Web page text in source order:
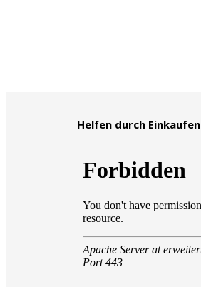
Helfen durch Einkaufen